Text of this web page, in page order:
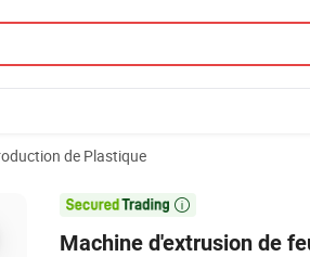
de Plastique

Machine d'extrusion de
ligne de production d'extrusion